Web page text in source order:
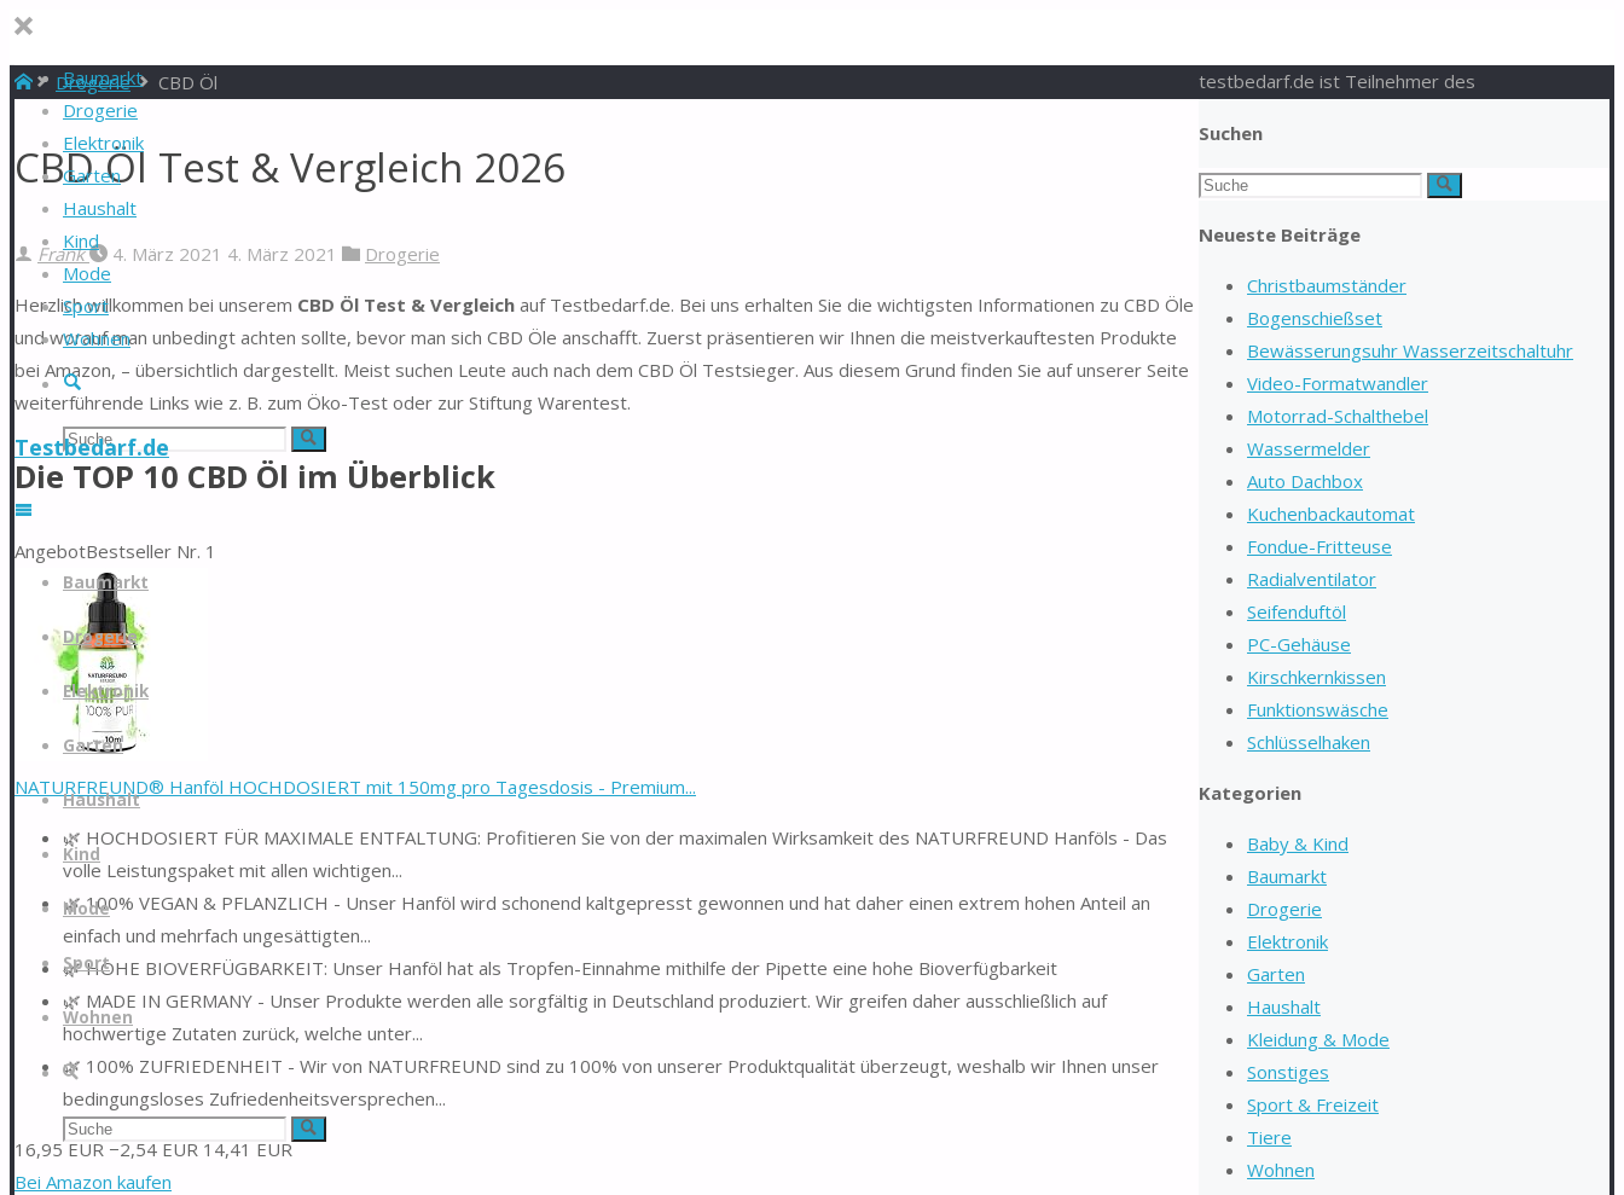
Baumarkt
Drogerie
Elektronik
Garten
Haushalt
Kind
Mode
Sport
Wohnen
Suche
Suchen
nach:
Suche
Testbedarf.de
Zum
springen
Baumarkt
Drogerie
Elektronik
Garten
Haushalt
Kind
Mode
Sport
Wohnen
Suche
Suchen
nach:
Suche
StartDrogerie CBD Öl
CBD Öl Test & Vergleich 2026
Frank 4. März 2021 4. März 2021 Drogerie
Herzlich willkommen bei unserem CBD Öl Test & Vergleich auf Testbedarf.de. Bei uns erhalten Sie die wichtigsten Informationen zu CBD Öle
und worauf man unbedingt achten sollte, bevor man sich CBD Öle anschafft. Zuerst präsentieren wir Ihnen die meistverkauftesten Produkte
bei Amazon, – übersichtlich dargestellt. Meist suchen Leute auch nach dem CBD Öl Testsieger. Aus diesem Grund finden Sie auf unserer Seite
weiterführende Links wie z. B. zum Öko-Test oder zur Stiftung Warentest.
Die TOP 10 CBD Öl im Überblick
AngebotBestseller Nr. 1
NATURFREUND® Hanföl HOCHDOSIERT mit 150mg pro Tagesdosis - Premium...
🌿 HOCHDOSIERT FÜR MAXIMALE ENTFALTUNG: Profitieren Sie von der maximalen Wirksamkeit des NATURFREUND Hanföls - Das
volle Leistungspaket mit allen wichtigen...
🌿 100% VEGAN & PFLANZLICH - Unser Hanföl wird schonend kaltgepresst gewonnen und hat daher einen extrem hohen Anteil an
einfach und mehrfach ungesättigten...
🌿 HOHE BIOVERFÜGBARKEIT: Unser Hanföl hat als Tropfen-Einnahme mithilfe der Pipette eine hohe Bioverfügbarkeit
🌿 MADE IN GERMANY - Unser Produkte werden alle sorgfältig in Deutschland produziert. Wir greifen daher ausschließlich auf
hochwertige Zutaten zurück, welche unter...
🌿 100% ZUFRIEDENHEIT - Wir von NATURFREUND sind zu 100% von unserer Produktqualität überzeugt, weshalb wir Ihnen unser
bedingungsloses Zufriedenheitsversprechen...
16,95 EUR −2,54 EUR 14,41 EUR
Bei Amazon kaufen
Suchen
Suchen
Suche
Neueste Beiträge
Christbaumständer
Bogenschießset
Bewässerungsuhr Wasserzeitschaltuhr
Video-Formatwandler
Motorrad-Schalthebel
Wassermelder
Auto Dachbox
Kuchenbackautomat
Fondue-Fritteuse
Radialventilator
Seifenduftöl
PC-Gehäuse
Kirschkernkissen
Funktionswäsche
Schlüsselhaken
Kategorien
Baby & Kind
Baumarkt
Drogerie
Elektronik
Garten
Haushalt
Kleidung & Mode
Sonstiges
Sport & Freizeit
Tiere
Wohnen
testbedarf.de ist Teilnehmer des